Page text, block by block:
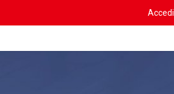
Accedi